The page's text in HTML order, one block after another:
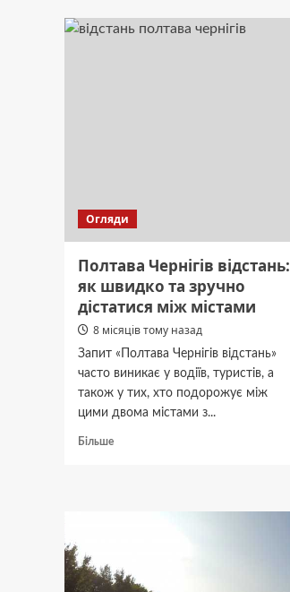
Полтава:
Огляди
Полтава Чернігів відстань:
як швидко та зручно
дістатися між містами
8 місяців тому назад
Запит «Полтава Чернігів відстань»
часто виникає у водіїв, туристів, а
також у тих, хто подорожує між
цими двома містами з...
БільшеДокладніше
зручно